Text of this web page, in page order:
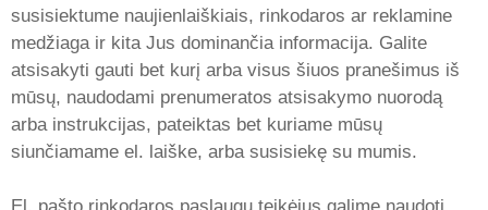
susisiektume naujienlaiškiais, rinkodaros ar reklamine
medžiaga ir kita Jus dominančia informacija. Galite
atsisakyti gauti bet kurį arba visus šiuos pranešimus iš
mūsų, naudodami prenumeratos atsisakymo nuorodą
arba instrukcijas, pateiktas bet kuriame mūsų
siunčiamame el. laiške, arba susisiekę su mumis.